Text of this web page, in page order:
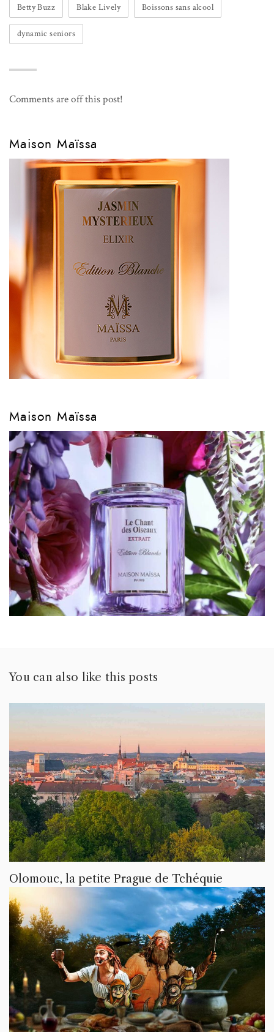
Betty Buzz Blake Lively Boissons sans alcool
dynamic seniors
Comments are off this post!
Maison Maïssa
Maison Maïssa
You can also like this posts
Olomouc, la petite Prague de Tchéquie